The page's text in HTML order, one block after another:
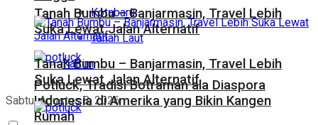
Kotabaru
Tanah Laut
Kaltim
Sabtu, Agustus 8, 2026
Tanah Bumbu – Banjarmasin, Travel Lebih
Suka Lewat Jalan Alternatif
Potluck, Tradisi Botraman ala Diaspora
Indonesia di Amerika yang Bikin Kangen
Rumah
Tanah Bumbu – Banjarmasin, Travel Lebih
Suka Lewat Jalan Alternatif